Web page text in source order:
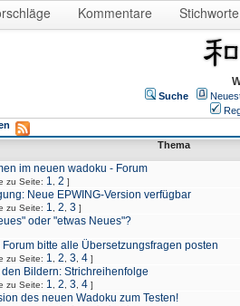
Kommentare Stichworte
Suche
Thema
im neuen wadoku - Forum
zu Seite: 1 2 ]
Neue EPWING-Version verfügbar
zu Seite: 1 2 3 ]
oder "etwas Neues"?
Forum bitte alle Übersetzungsfragen posten
zu Seite: 1 2 3 4 ]
den Bildern: Strichreihenfolge
zu Seite: 1 2 3 4 ]
des neuen Wadoku zum Testen!